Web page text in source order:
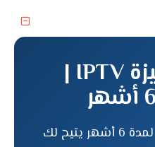
الباقة المميزة IPTV |
استمتع باشتراك IPTV لمدة 6 أشهر يتيح لك